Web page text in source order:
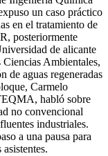
un caso práctico
en el tratamiento de
posteriormente
de alicante
Ambientales,
de aguas regeneradas
Carmelo
habló sobre
no convencional
industriales.
a una pausa para